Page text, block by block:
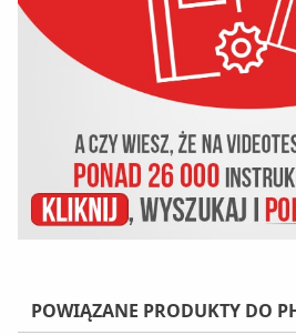
POWIĄZANE PRODUKTY DO